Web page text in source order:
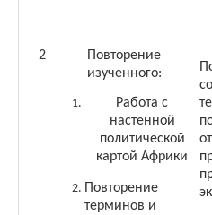
2
Повторение
изученного:
Работа с
настенной
политической
картой Африки
Повторение
терминов и